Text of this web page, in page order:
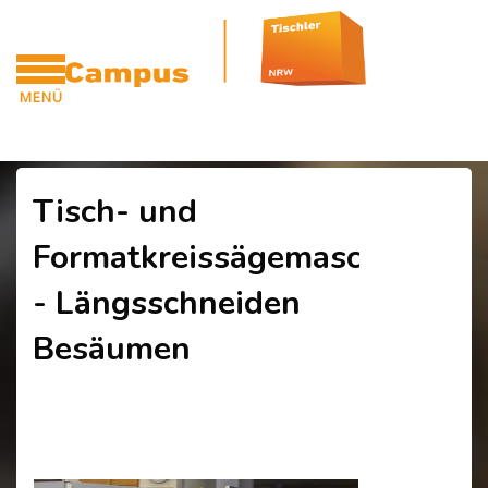
MENÜ
Zum Hauptinhalt
Blöcke
Blöcke
Tisch- und
Formatkreissägemaschine
- Längsschneiden
Besäumen